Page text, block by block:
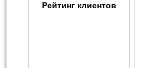
Рейтинг клиентов